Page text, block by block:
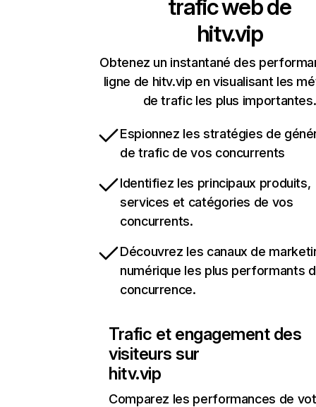
trafic web de
hitv.vip
Obtenez un instantané des
ligne de hitv.vip en visualisant les
de trafic les plus importantes.
Espionnez les stratégies de
de trafic de vos concurrents
Identifiez les principaux produits,
services et catégories de vos
concurrents.
Découvrez les canaux de
numérique les plus performants
concurrence.
Trafic et engagement des
visiteurs sur
hitv.vip
Comparez les performances de